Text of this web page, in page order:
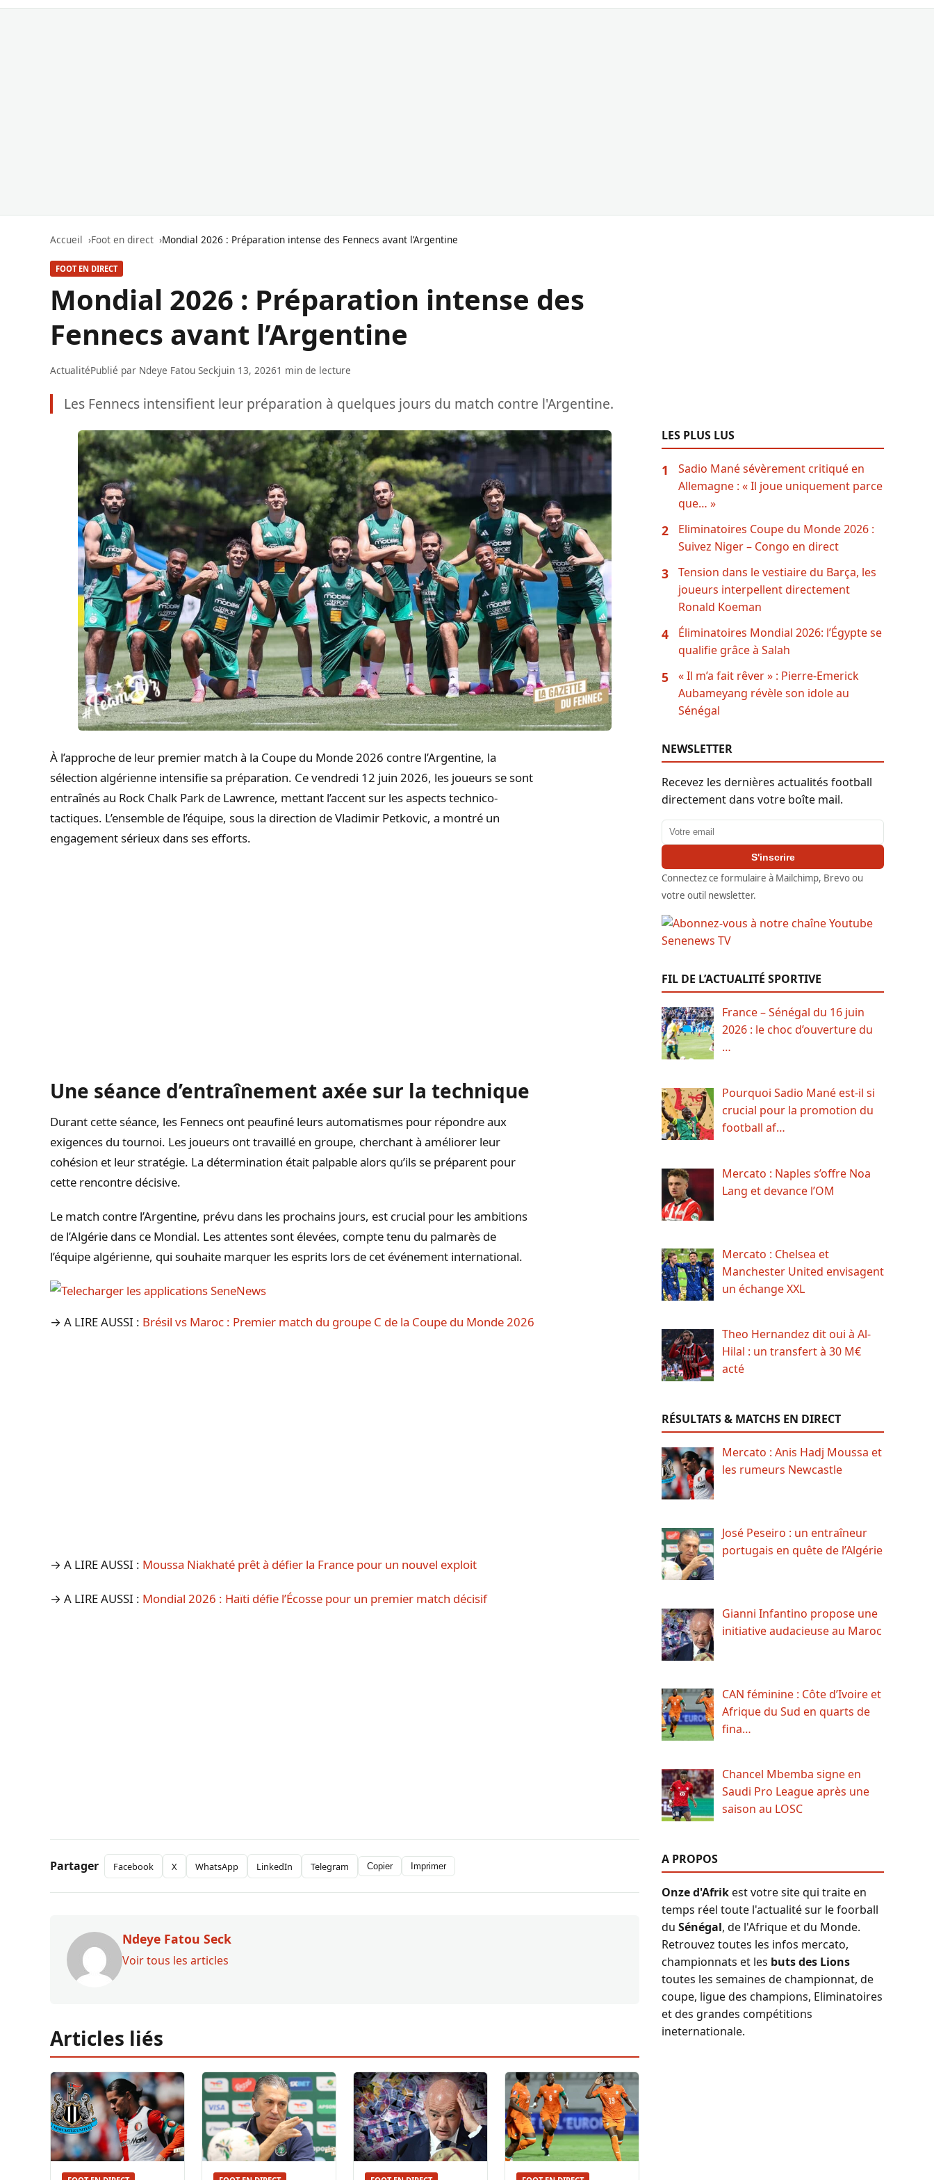
Accueil Foot en direct Mondial 2026 : Préparation intense des Fennecs avant l’Argentine
FOOT EN DIRECT
Mondial 2026 : Préparation intense des
Fennecs avant l’Argentine
ActualitéPublié par Ndeye Fatou Seckjuin 13, 20261 min de lecture
Les Fennecs intensifient leur préparation à quelques jours du match contre l'Argentine.
À l’approche de leur premier match à la Coupe du Monde 2026 contre l’Argentine, la
sélection algérienne intensifie sa préparation. Ce vendredi 12 juin 2026, les joueurs se sont
entraînés au Rock Chalk Park de Lawrence, mettant l’accent sur les aspects technico-
tactiques. L’ensemble de l’équipe, sous la direction de Vladimir Petkovic, a montré un
engagement sérieux dans ses efforts.
Une séance d’entraînement axée sur la technique
Durant cette séance, les Fennecs ont peaufiné leurs automatismes pour répondre aux
exigences du tournoi. Les joueurs ont travaillé en groupe, cherchant à améliorer leur
cohésion et leur stratégie. La détermination était palpable alors qu’ils se préparent pour
cette rencontre décisive.
Le match contre l’Argentine, prévu dans les prochains jours, est crucial pour les ambitions
de l’Algérie dans ce Mondial. Les attentes sont élevées, compte tenu du palmarès de
l’équipe algérienne, qui souhaite marquer les esprits lors de cet événement international.
→ A LIRE AUSSI : Brésil vs Maroc : Premier match du groupe C de la Coupe du Monde 2026
→ A LIRE AUSSI : Moussa Niakhaté prêt à défier la France pour un nouvel exploit
→ A LIRE AUSSI : Mondial 2026 : Haïti défie l’Écosse pour un premier match décisif
Partager Facebook X WhatsApp LinkedIn Telegram Copier Imprimer
Ndeye Fatou Seck
Voir tous les articles
Articles liés
LES PLUS LUS
1
Sadio Mané sévèrement critiqué en
Allemagne : « Il joue uniquement parce
que… »
2
Eliminatoires Coupe du Monde 2026 :
Suivez Niger – Congo en direct
3
Tension dans le vestiaire du Barça, les
joueurs interpellent directement
Ronald Koeman
4
Éliminatoires Mondial 2026: l’Égypte se
qualifie grâce à Salah
5
« Il m’a fait rêver » : Pierre-Emerick
Aubameyang révèle son idole au
Sénégal
NEWSLETTER
Recevez les dernières actualités football
directement dans votre boîte mail.
Adresse email
S'inscrire
Connectez ce formulaire à Mailchimp, Brevo ou
votre outil newsletter.
FIL DE L’ACTUALITÉ SPORTIVE
France – Sénégal du 16 juin
2026 : le choc d’ouverture du
…
Pourquoi Sadio Mané est-il si
crucial pour la promotion du
football af…
Mercato : Naples s’offre Noa
Lang et devance l’OM
Mercato : Chelsea et
Manchester United envisagent
un échange XXL
Theo Hernandez dit oui à Al-
Hilal : un transfert à 30 M€
acté
RÉSULTATS & MATCHS EN DIRECT
Mercato : Anis Hadj Moussa et
les rumeurs Newcastle
José Peseiro : un entraîneur
portugais en quête de l’Algérie
Gianni Infantino propose une
initiative audacieuse au Maroc
CAN féminine : Côte d’Ivoire et
Afrique du Sud en quarts de
fina…
Chancel Mbemba signe en
Saudi Pro League après une
saison au LOSC
A PROPOS
Onze d'Afrikest votre site qui traite en
temps réel toute l'actualité sur le foorball
du Sénégal, de l'Afrique et du Monde.
Retrouvez toutes les infos mercato,
championnats et les buts des Lions
toutes les semaines de championnat, de
coupe, ligue des champions, Eliminatoires
et des grandes compétitions
ineternationale.